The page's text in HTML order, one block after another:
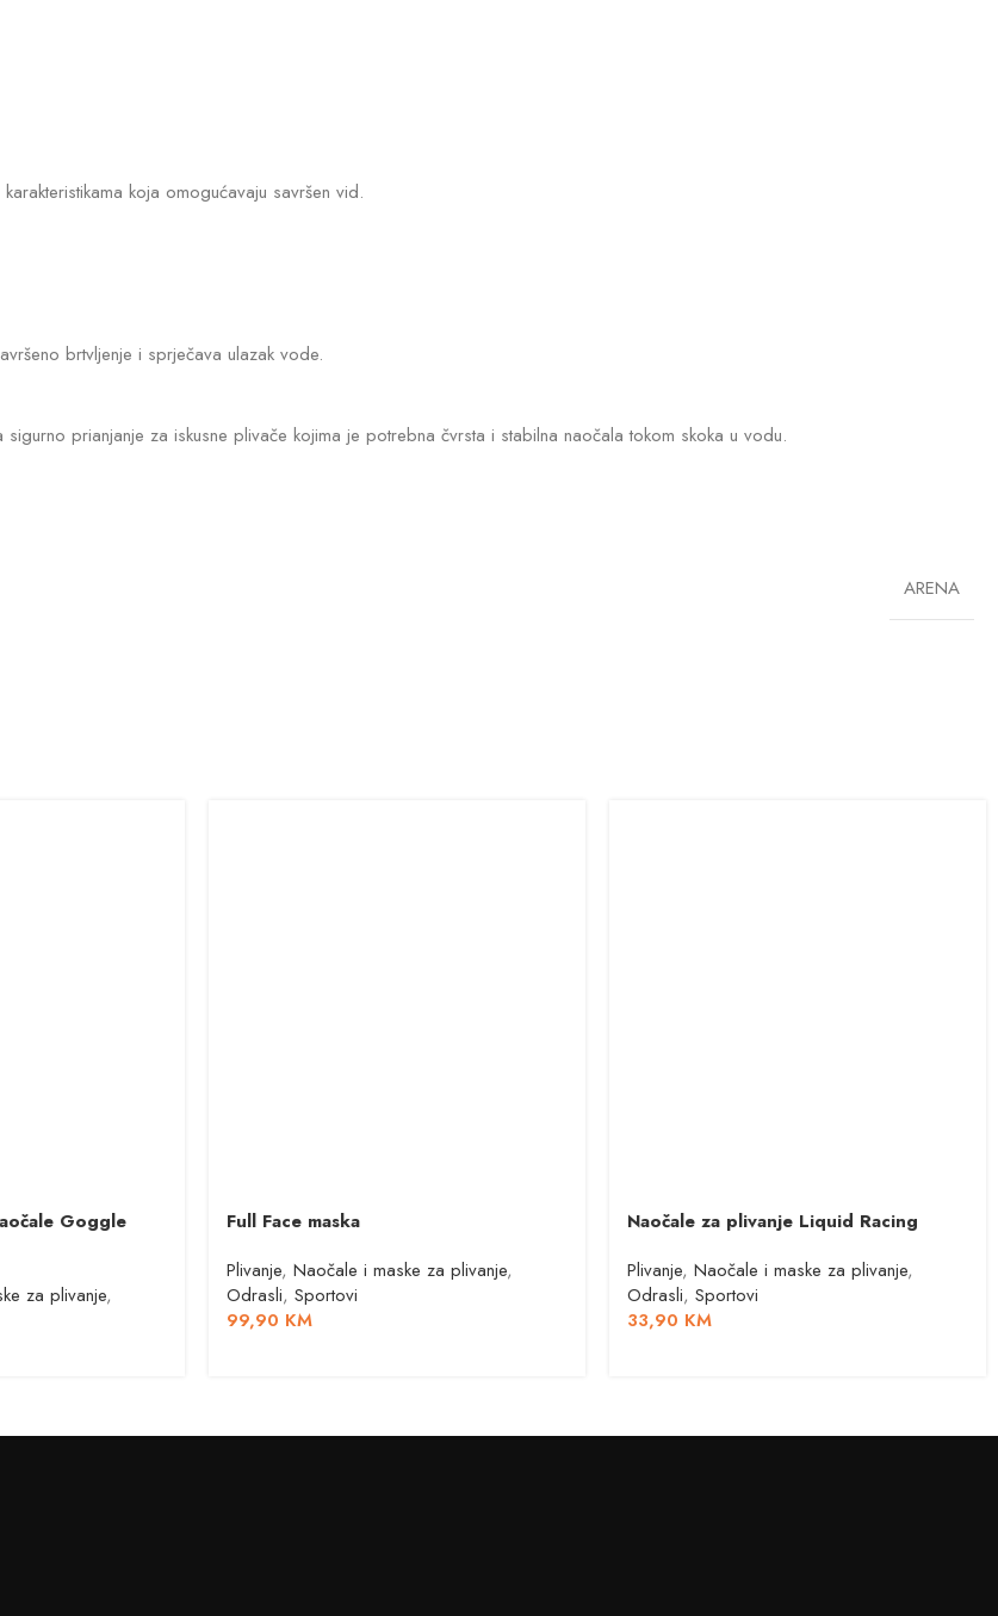
koja omogućavaju savršen vid.
brtvljenje i sprječava ulazak vode.
sigurno prianjanje za iskusne plivače kojima je potrebna čvrsta i stabilna naočala tokom skoka u vodu.
ARENA
Goggle
za plivanje,
Full Face maska
Plivanje, Naočale i maske za plivanje,
Odrasli, Sportovi
99,90 KM
Naočale za plivanje Liquid Racing
Plivanje, Naočale i maske za plivanje,
Odrasli, Sportovi
33,90 KM